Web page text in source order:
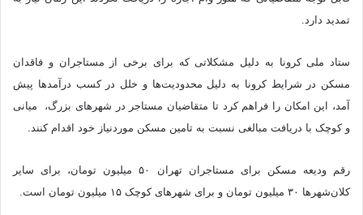
تمدید دارد.
ستاد ملی کرونا به دلیل مشکلاتی که برای برخی از مستاجران و فاقدان
مسکن در شرایط کرونا به دلیل محدودیت‌ها و خلل در کسب درآمدها پیش
آمد، این امکان را فراهم کرد تا متقاضیان مستاجر در شهرهای بزرگ، ‌ میانی
و کوچک با دریافت مبالغی نسبت به تامین مسکن موردنیاز خود اقدام کنند.
رقم ودیعه مسکن برای مستاجران تهران ۵۰ میلیون تومان، برای سایر
کلان‌شهرها ۳۰ میلیون تومان و برای شهرهای کوچک ۱۵ میلیون تومان است.